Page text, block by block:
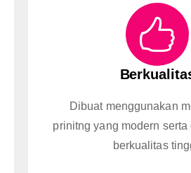
Dibuat menggunakan
prinitng yang modern serta
berkualitas